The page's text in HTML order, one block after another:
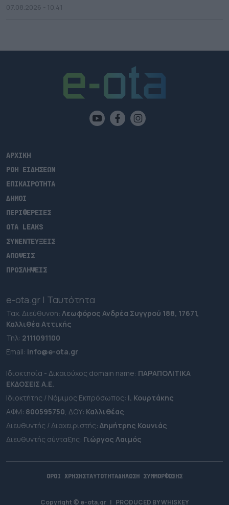
07.08.2026 - 10.41
ΑΡΧΙΚΗ
ΡΟΗ ΕΙΔΗΣΕΩΝ
ΕΠΙΚΑΙΡΟΤΗΤΑ
ΔΗΜΟΙ
ΠΕΡΙΦΕΡΕΙΕΣ
OTA LEAKS
ΣΥΝΕΝΤΕΥΞΕΙΣ
ΑΠΟΨΕΙΣ
ΠΡΟΣΛΗΨΕΙΣ
e-ota.gr | Ταυτότητα
Ταχ. Διεύθυνση: Λεωφόρος Ανδρέα Συγγρού 188, 17671,
Καλλιθέα Αττικής
Τηλ: 2111091100
Εmail: info@e-ota.gr
Ιδιοκτησία - Δικαιούχος domain name: ΠΑΡΑΠΟΛΙΤΙΚΑ
ΕΚΔΟΣΕΙΣ A.E.
Ιδιοκτήτης / Νόμιμος Εκπρόσωπος: Ι. Κουρτάκης
ΑΦΜ: 800595750, ΔΟΥ: Καλλιθέας
Διευθυντής / Διαχειριστής: Δημήτρης Κουνιάς
Διευθυντής σύνταξης: Γιώργος Λαιμός
ΟΡΟΙ ΧΡΗΣΗΣΤΑΥΤΟΤΗΤΑΔΗΛΩΣΗ ΣΥΜΜΟΡΦΩΣΗΣ
Copyright © e-ota.gr | PRODUCED BYWHISKEY